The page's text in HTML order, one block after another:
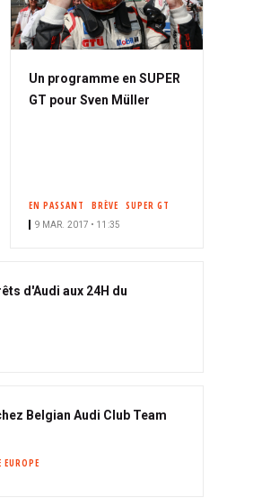
Un programme en SUPER
GT pour Sven Müller
EN PASSANT BRÈVE SUPER GT
9 MAR. 2017 • 11:35
d'Audi aux 24H du
Belgian Audi Club Team
EUROPE